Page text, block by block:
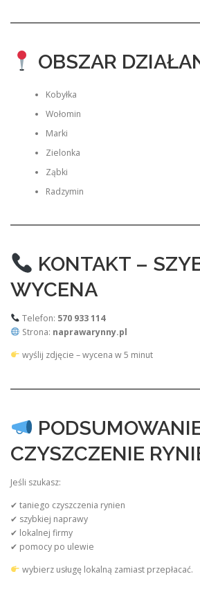
OBSZAR
Kobyłka
Wołomin
Marki
Zielonka
Ząbki
Radzymin
KONTAKT –
WYCENA
Telefon: 570 933 114
Strona: naprawarynny.pl
wyślij zdjęcie – wycena w 5 minut
CZYSZCZENIE
Jeśli szukasz:
✔ taniego czyszczenia rynien
✔ szybkiej naprawy
✔ lokalnej firmy
✔ pomocy po ulewie
wybierz usługę lokalną zamiast przepłacać.